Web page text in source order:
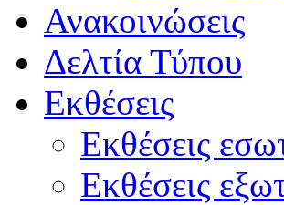
Ανακοινώσεις
Δελτία Τύπου
Εκθέσεις
Εκθέσεις
Εκθέσεις